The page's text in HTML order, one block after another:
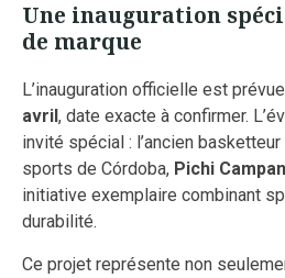
Une inauguration
de marque
L’inauguration officielle est
avril , date exacte à confirmer.
invité spécial : l’ancien
sports de Córdoba, Pichi
initiative exemplaire combinant
durabilité.
Ce projet représente non